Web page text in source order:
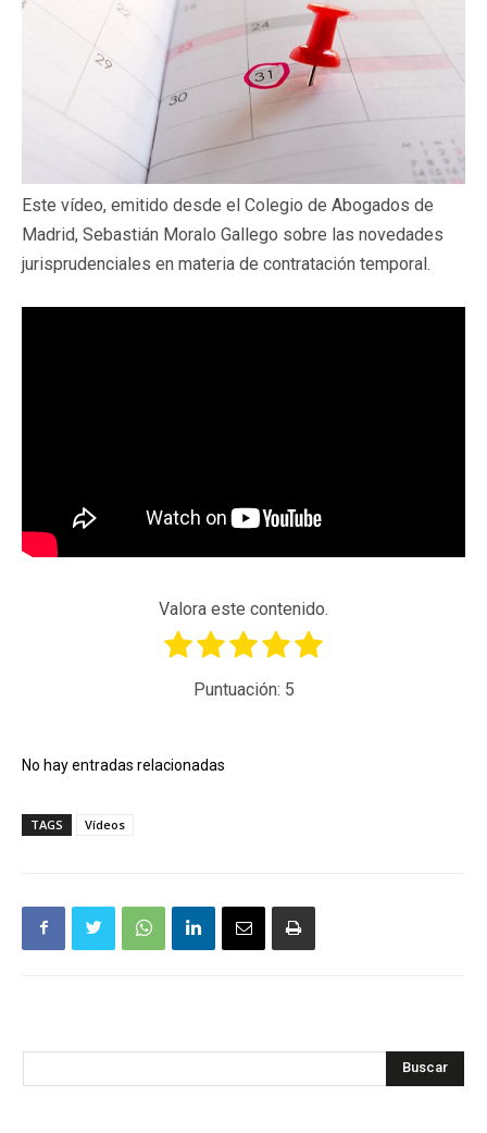
Este vídeo, emitido desde el Colegio de Abogados de
Madrid, Sebastián Moralo Gallego sobre las novedades
jurisprudenciales en materia de contratación temporal.
Valora este contenido.
Puntuación: 5
No hay entradas relacionadas
TAGS Vídeos
Buscar